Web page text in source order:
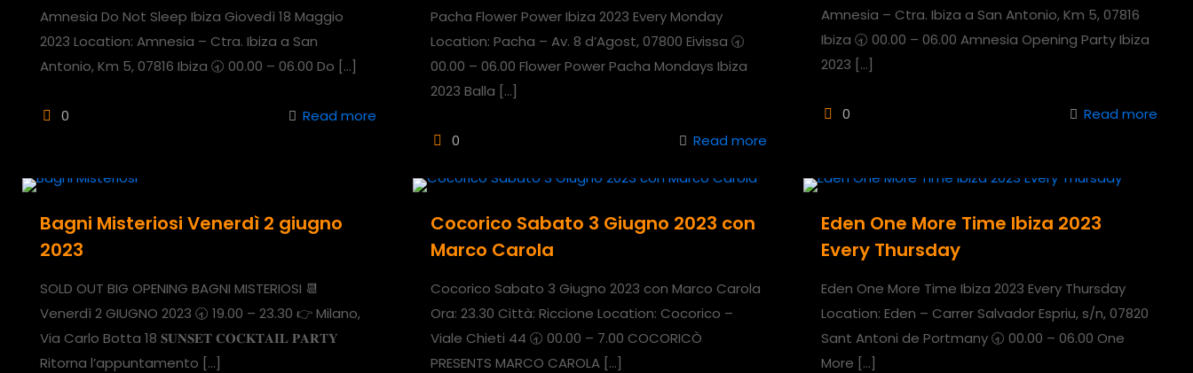
Amnesia Do Not Sleep Ibiza Giovedì 18 Maggio
2023 Location: Amnesia – Ctra. Ibiza a San
Antonio, Km 5, 07816 Ibiza 🕣 00.00 – 06.00 Do […]
0 Read more
Pacha Flower Power Ibiza 2023 Every Monday
Location: Pacha – Av. 8 d’Agost, 07800 Eivissa 🕣
00.00 – 06.00 Flower Power Pacha Mondays Ibiza
2023 Balla […]
0 Read more
Amnesia – Ctra. Ibiza a San Antonio, Km 5, 07816
Ibiza 🕣 00.00 – 06.00 Amnesia Opening Party Ibiza
2023 […]
0 Read more
Bagni Misteriosi Venerdì 2 giugno
2023
SOLD OUT BIG OPENING BAGNI MISTERIOSI 📆
Venerdì 2 GIUGNO 2023 🕣 19.00 – 23.30 👉 Milano,
Via Carlo Botta 18 𝐒𝐔𝐍𝐒𝐄𝐓 𝐂𝐎𝐂𝐊𝐓𝐀𝐈𝐋 𝐏𝐀𝐑𝐓𝐘
Ritorna l’appuntamento […]
Cocorico Sabato 3 Giugno 2023 con
Marco Carola
Cocorico Sabato 3 Giugno 2023 con Marco Carola
Ora: 23.30 Città: Riccione Location: Cocorico –
Viale Chieti 44 🕣 00.00 – 7.00 COCORICÒ
PRESENTS MARCO CAROLA […]
Eden One More Time Ibiza 2023
Every Thursday
Eden One More Time Ibiza 2023 Every Thursday
Location: Eden – Carrer Salvador Espriu, s/n, 07820
Sant Antoni de Portmany 🕣 00.00 – 06.00 One
More […]